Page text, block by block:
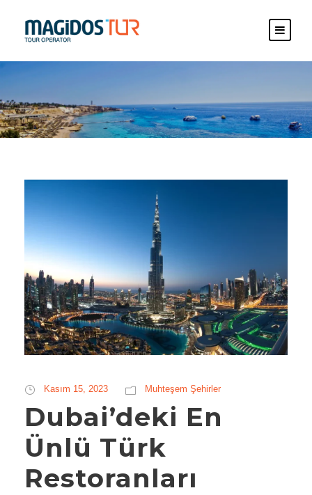
Kasım 15, 2023 Muhteşem Şehirler
Dubai’deki En
Ünlü Türk
Restoranları